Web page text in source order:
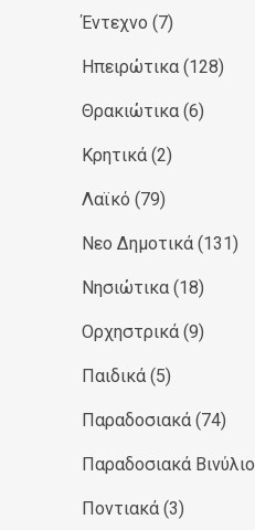
Έντεχνο (7)
Ηπειρώτικα (128)
Θρακιώτικα (6)
Κρητικά (2)
Λαϊκό (79)
Νεο Δημοτικά (131)
Νησιώτικα (18)
Ορχηστρικά (9)
Παιδικά (5)
Παραδοσιακά (74)
Παραδοσιακά Βινύλιο
Ποντιακά (3)